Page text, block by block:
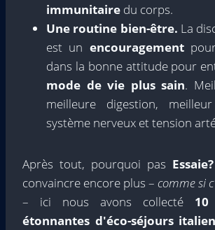
immunitaire du corps.
Une routine bien-être. La
est un encouragement
dans la bonne attitude pour
mode de vie plus sain.
meilleure digestion,
système nerveux et tension
Après tout, pourquoi pas Essaie?
convaincre encore plus – comme si
– ici nous avons collecté 10
étonnantes d'éco-séjours